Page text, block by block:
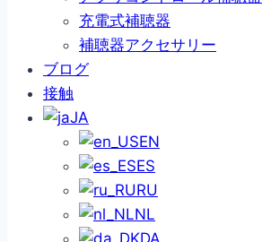
充電式補聴器
補聴器アクセサリー
ブログ
接触
JA
EN
ES
RU
NL
DA